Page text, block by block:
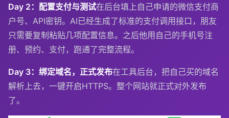
Day 2：配置支付与测试在后台填上自己申请的微信支付商
户号、API密钥。AI已经生成了标准的支付调用接口，朋友
只需要复制粘贴几项配置信息。之后他用自己的手机号注
册、预约、支付，跑通了完整流程。
Day 3：绑定域名，正式发布在工具后台，把自己买的域名
解析上去，一键开启HTTPS。整个网站就正式对外发布
了。